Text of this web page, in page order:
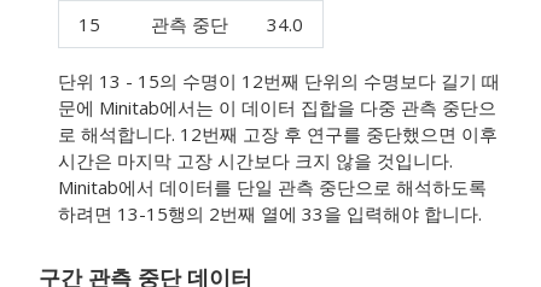
15
관측 중단 34.0
단위 13 - 15의 수명이 12번째 단위의 수명보다 길기 때
문에 Minitab에서는 이 데이터 집합을 다중 관측 중단으
로 해석합니다. 12번째 고장 후 연구를 중단했으면 이후
시간은 마지막 고장 시간보다 크지 않을 것입니다.
Minitab에서 데이터를 단일 관측 중단으로 해석하도록
하려면 13-15행의 2번째 열에 33을 입력해야 합니다.
구간 관측 중단 데이터